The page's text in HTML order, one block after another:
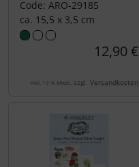
Code: ARO-29185
ca. 15,5 x 3,5 cm
12,90 €
inkl. 19 % MwSt. zzgl. Versandkosten